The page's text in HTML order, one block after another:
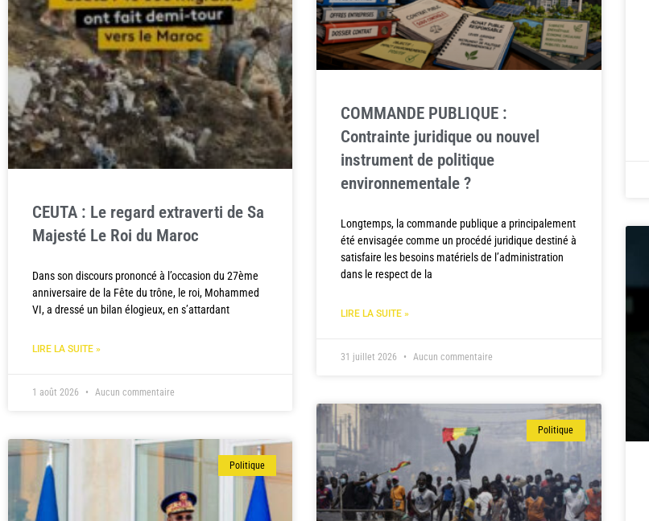
CEUTA : Le regard extraverti de Sa
Majesté Le Roi du Maroc
Dans son discours prononcé à l’occasion du 27ème
anniversaire de la Fête du trône, le roi, Mohammed
VI, a dressé un bilan élogieux, en s’attardant
LIRE LA SUITE »
1 août 2026 Aucun commentaire
COMMANDE PUBLIQUE :
Contrainte juridique ou nouvel
instrument de politique
environnementale ?
Longtemps, la commande publique a principalement
été envisagée comme un procédé juridique destiné à
satisfaire les besoins matériels de l’administration
dans le respect de la
LIRE LA SUITE »
31 juillet 2026 Aucun commentaire
Politique
Politique